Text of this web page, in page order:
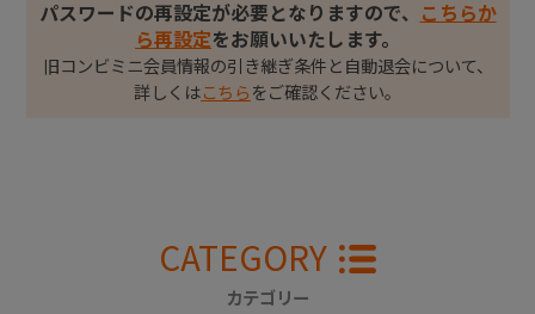
パスワードの再設定が必要となりますので、
こちらか
ら再設定をお願いいたします。
旧コンビミニ会員情報の引き継ぎ条件と自動退会について、
詳しくはこちら をご確認ください。
CATEGORY
カテゴリー